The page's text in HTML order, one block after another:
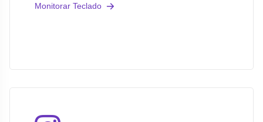
Monitorar Teclado